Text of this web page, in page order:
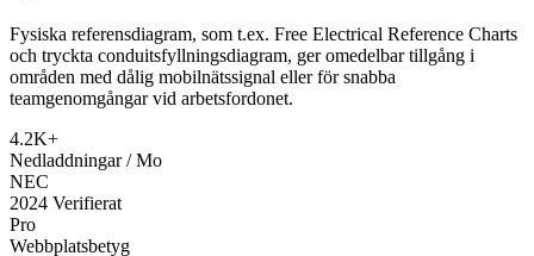
Fysiska referensdiagram, som t.ex. Free Electrical Reference Charts
och tryckta conduitsfyllningsdiagram, ger omedelbar tillgång i
områden med dålig mobilnätssignal eller för snabba
teamgenomgångar vid arbetsfordonet.
4.2K+
Nedladdningar / Mo
NEC
2024 Verifierat
Pro
Webbplatsbetyg